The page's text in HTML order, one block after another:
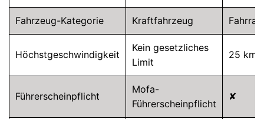
Fahrzeug-Kategorie Kraftfahrzeug Fahrrad
Höchstgeschwindigkeit
Kein gesetzliches
Limit
25 km/
Führerscheinpflicht
Mofa-
Führerscheinpflicht
✘